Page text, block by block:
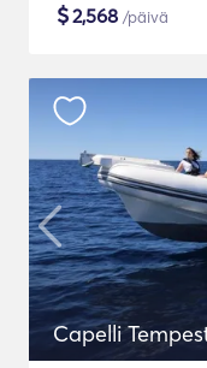
$2,568 /päivä
Capelli